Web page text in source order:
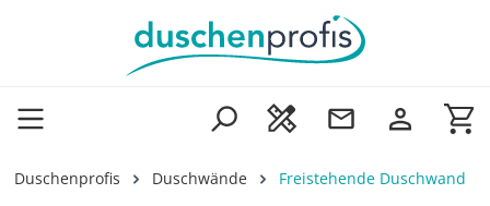
Zum Hauptinhalt springen
Duschenprofis Duschwände Freistehende Duschwand